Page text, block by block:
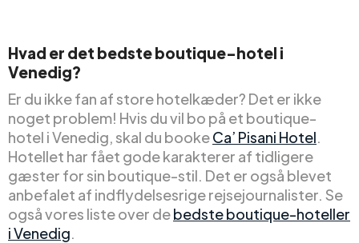
Hvad er det bedste boutique-hotel i
Venedig?
Er du ikke fan af store hotelkæder? Det er ikke
noget problem! Hvis du vil bo på et boutique-
hotel i Venedig, skal du bookeCa’ Pisani Hotel.
Hotellet har fået gode karakterer af tidligere
gæster for sin boutique-stil. Det er også blevet
anbefalet af indflydelsesrige rejsejournalister. Se
også vores liste over debedste boutique-hoteller
i Venedig.